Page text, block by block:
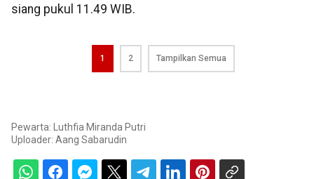
siang pukul 11.49 WIB.
1 2 Tampilkan Semua
Pewarta: Luthfia Miranda Putri
Uploader: Aang Sabarudin